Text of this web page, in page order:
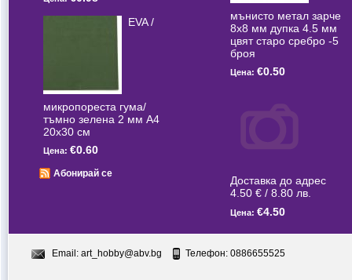
EVA /
микропореста гума/
тъмно зелена 2 мм А4
20x30 см
Цена: €0.60
Абонирай се
мънисто метал зарче
8x8 мм дупка 4.5 мм
цвят старо сребро -5
броя
Цена: €0.50
Доставка до адрес
4.50 € / 8.80 лв.
Цена: €4.50
Email: art_hobby@abv.bg Телефон: 0886655525